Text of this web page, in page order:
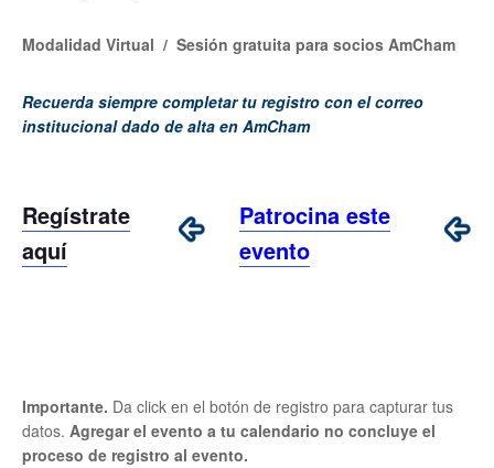
Modalidad Virtual / Sesión gratuita para socios AmCham
Recuerda siempre completar tu registro con el correo
institucional dado de alta en AmCham
Regístrate
aquí
Patrocina este
evento
Importante. Da click en el botón de registro para capturar tus
datos. Agregar el evento a tu calendario no concluye el
proceso de registro al evento.